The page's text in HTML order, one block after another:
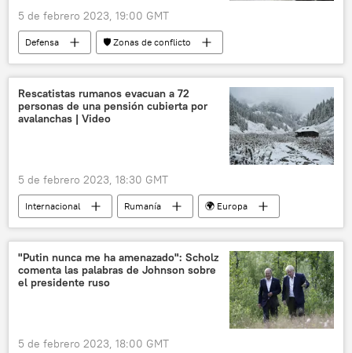
5 de febrero 2023, 19:00 GMT
Defensa
🛡️ Zonas de conflicto
📰 Suministro de armas a Ucrania
Ucrania
📰 Operación rusa de desmilitarización y desnazificación de Ucrania
Rescatistas rumanos evacuan a 72
personas de una pensión cubierta por
avalanchas | Video
5 de febrero 2023, 18:30 GMT
Internacional Rumanía
🌍 Europa
clima
medioambiente avalancha
"Putin nunca me ha amenazado": Scholz
comenta las palabras de Johnson sobre
el presidente ruso
5 de febrero 2023, 18:00 GMT